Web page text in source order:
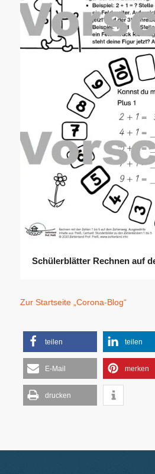
Schülerblätter Rechnen auf
Zur Startseite „Corona-Blog“
teilen teilen
E-Mail merken
drucken